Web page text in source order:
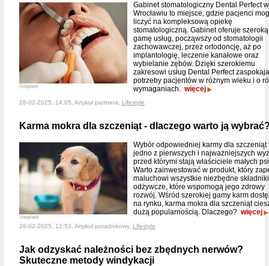
Unsplash
Gabinet stomatologiczny Dental Perfect
Wrocławiu to miejsce, gdzie pacjenci
liczyć na kompleksową opiekę
stomatologiczną. Gabinet oferuje szeroką
gamę usług, począwszy od stomatologii
zachowawczej, przez ortodoncję, aż po
implantologię, leczenie kanałowe oraz
wybielanie zębów. Dzięki szerokiemu
zakresowi usług Dental Perfect zaspokaja
potrzeby pacjentów w różnym wieku i o
wymaganiach. więcej
28-02-2025, 14:05, Artykuł partnera, Lifestyle
Karma mokra dla szczeniąt - dlaczego warto ją
Unsplash
Wybór odpowiedniej karmy dla szczeniąt
jedno z pierwszych i najważniejszych
przed którymi stają właściciele małych
Warto zainwestować w produkt, który
maluchowi wszystkie niezbędne składniki
odżywcze, które wspomogą jego zdrowy
rozwój. Wśród szerokiej gamy karm
na rynku, karma mokra dla szczeniąt
dużą popularnością. Dlaczego? więcej
28-02-2025, 12:53, Artykuł poradnikowy, Lifestyle
Jak odzyskać należności bez zbędnych nerwów?
Skuteczne metody windykacji